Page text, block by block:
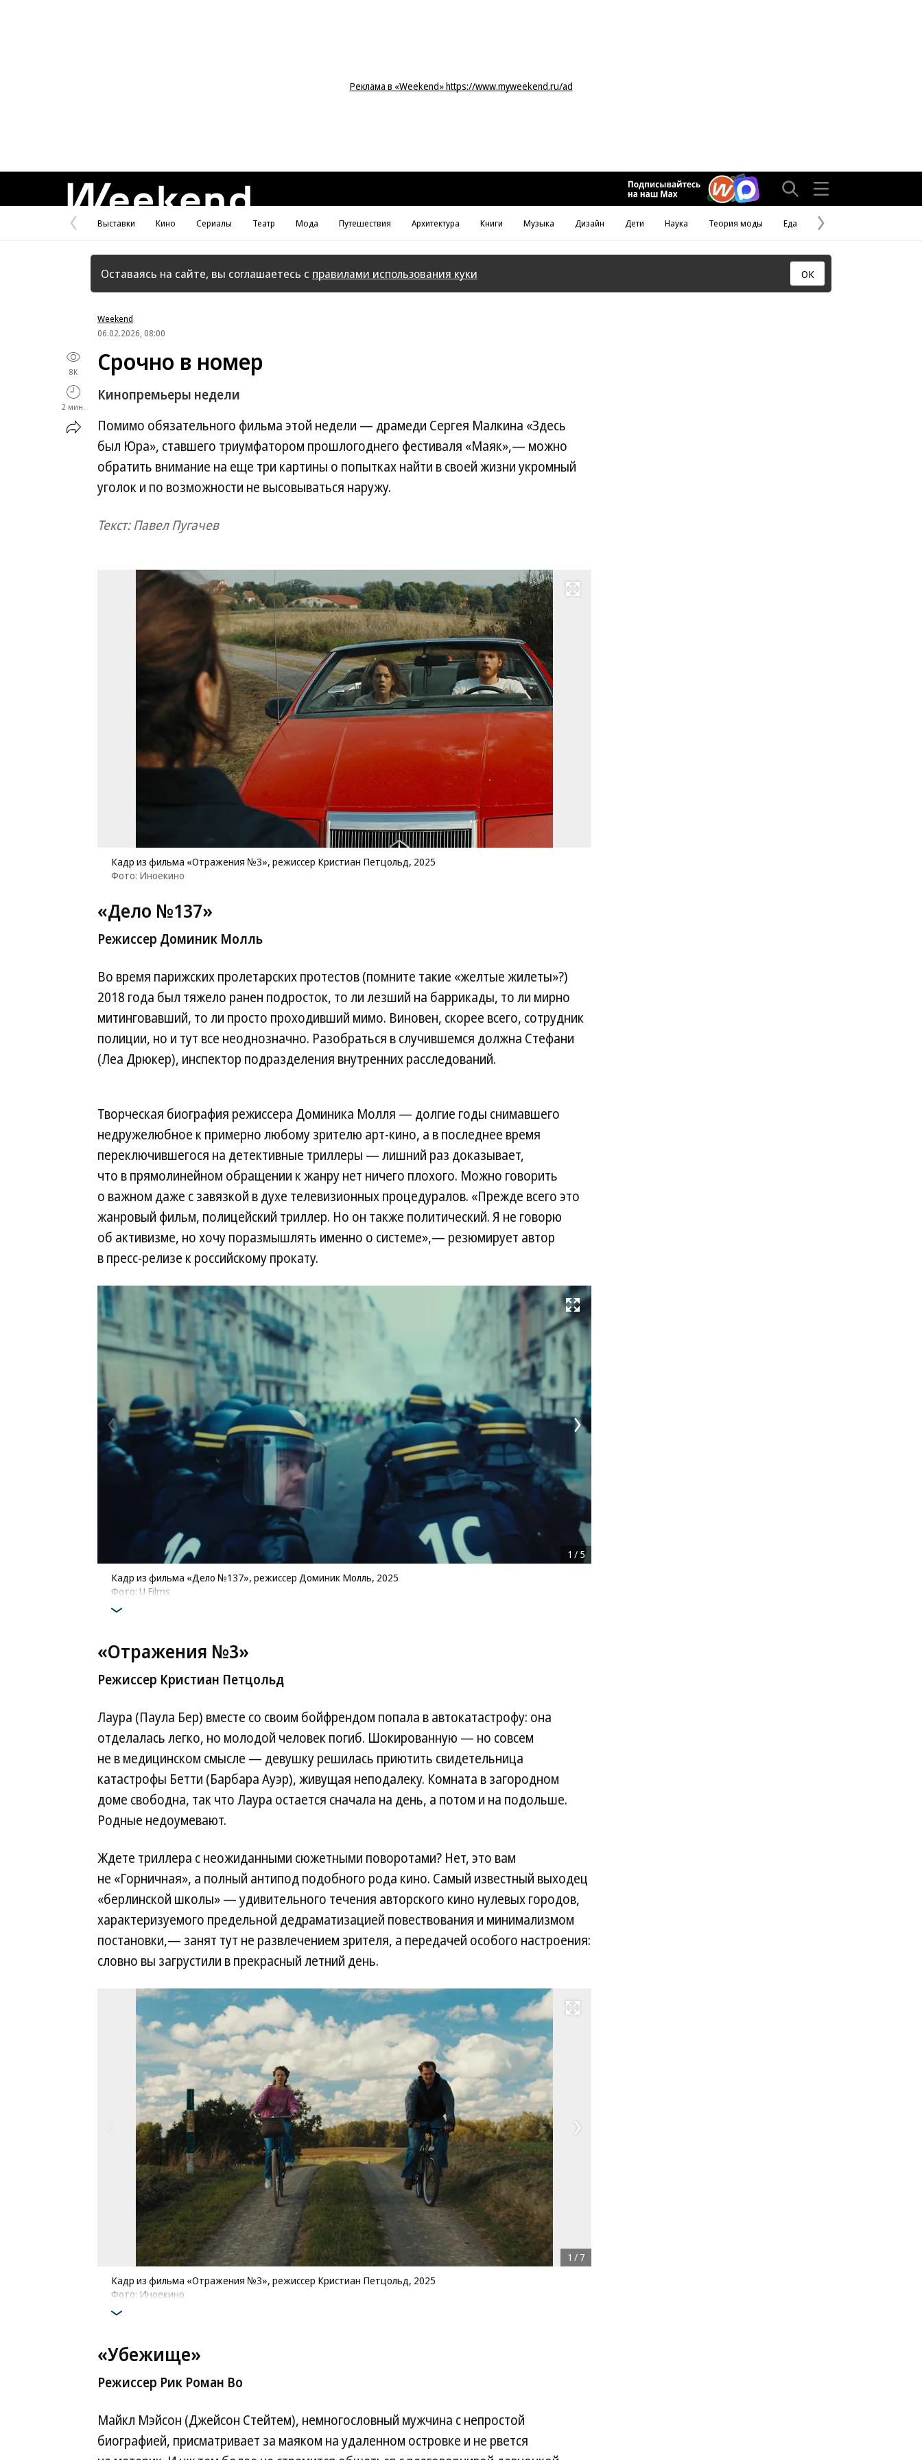
Реклама в «Weekend» https://www.myweekend.ru/ad
Предыдущая
страница
Выставки Кино Сериалы Театр Мода Путешествия Архитектура Книги Музыка Дизайн Дети Наука Теория моды Еда
Следующая
страница
Оставаясь на сайте, вы соглашаетесь с правилами использования куки ОК
Weekend
06.02.2026, 08:00
8K
2 мин.
Срочно в номер
Кинопремьеры недели
Помимо обязательного фильма этой недели — драмеди Сергея Малкина «Здесь
был Юра», ставшего триумфатором прошлогоднего фестиваля «Маяк»,— можно
обратить внимание на еще три картины о попытках найти в своей жизни укромный
уголок и по возможности не высовываться наружу.
Текст: Павел Пугачев
Развернуть на весь экран
Кадр из фильма «Отражения №3», режиссер Кристиан Петцольд, 2025
Фото: Иноекино
«Дело №137»
Режиссер Доминик Молль
Во время парижских пролетарских протестов (помните такие «желтые жилеты»?)
2018 года был тяжело ранен подросток, то ли лезший на баррикады, то ли мирно
митинговавший, то ли просто проходивший мимо. Виновен, скорее всего, сотрудник
полиции, но и тут все неоднозначно. Разобраться в случившемся должна Стефани
(Леа Дрюкер), инспектор подразделения внутренних расследований.
Творческая биография режиссера Доминика Молля — долгие годы снимавшего
недружелюбное к примерно любому зрителю арт-кино, а в последнее время
переключившегося на детективные триллеры — лишний раз доказывает,
что в прямолинейном обращении к жанру нет ничего плохого. Можно говорить
о важном даже с завязкой в духе телевизионных процедуралов. «Прежде всего это
жанровый фильм, полицейский триллер. Но он также политический. Я не говорю
об активизме, но хочу поразмышлять именно о системе»,— резюмирует автор
в пресс-релизе к российскому прокату.
Развернуть на весь экран
Кадр из фильма «Дело №137», режиссер Доминик Молль, 2025
Фото: U Films
1 / 5
«Отражения №3»
Режиссер Кристиан Петцольд
Лаура (Паула Бер) вместе со своим бойфрендом попала в автокатастрофу: она
отделалась легко, но молодой человек погиб. Шокированную — но совсем
не в медицинском смысле — девушку решилась приютить свидетельница
катастрофы Бетти (Барбара Ауэр), живущая неподалеку. Комната в загородном
доме свободна, так что Лаура остается сначала на день, а потом и на подольше.
Родные недоумевают.
Ждете триллера с неожиданными сюжетными поворотами? Нет, это вам
не «Горничная», а полный антипод подобного рода кино. Самый известный выходец
«берлинской школы» — удивительного течения авторского кино нулевых городов,
характеризуемого предельной дедраматизацией повествования и минимализмом
постановки,— занят тут не развлечением зрителя, а передачей особого настроения:
словно вы загрустили в прекрасный летний день.
Развернуть на весь экран
Кадр из фильма «Отражения №3», режиссер Кристиан Петцольд, 2025
Фото: Иноекино
1 / 7
«Убежище»
Режиссер Рик Роман Во
Майкл Мэйсон (Джейсон Стейтем), немногословный мужчина с непростой
биографией, присматривает за маяком на удаленном островке и не рвется